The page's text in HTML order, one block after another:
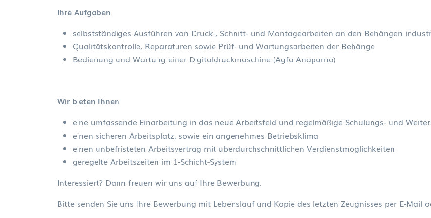
Ihre Aufgaben
selbstständiges Ausführen von Druck-, Schnitt- und Montagearbeiten an den Behängen
Qualitätskontrolle, Reparaturen sowie Prüf- und Wartungsarbeiten der Behänge
Bedienung und Wartung einer Digitaldruckmaschine (Agfa Anapurna)
Wir bieten Ihnen
eine umfassende Einarbeitung in das neue Arbeitsfeld und regelmäßige Schulungs- und
einen sicheren Arbeitsplatz, sowie ein angenehmes Betriebsklima
einen unbefristeten Arbeitsvertrag mit überdurchschnittlichen Verdienstmöglichkeiten
geregelte Arbeitszeiten im 1-Schicht-System
Interessiert? Dann freuen wir uns auf Ihre Bewerbung.
Bitte senden Sie uns Ihre Bewerbung mit Lebenslauf und Kopie des letzten Zeugnisses per E-Mail